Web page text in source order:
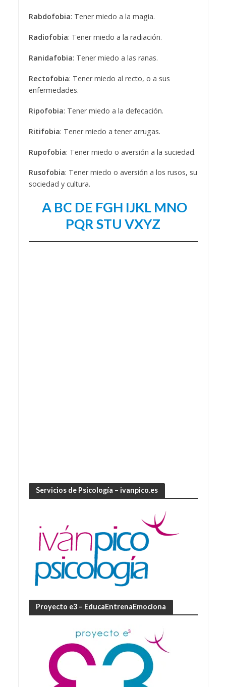
Rabdofobia: Tener miedo a la magia.
Radiofobia: Tener miedo a la radiación.
Ranidafobia: Tener miedo a las ranas.
Rectofobia: Tener miedo al recto, o a sus
enfermedades.
Ripofobia: Tener miedo a la defecación.
Ritifobia: Tener miedo a tener arrugas.
Rupofobia: Tener miedo o aversión a la suciedad.
Rusofobia: Tener miedo o aversión a los rusos, su
sociedad y cultura.
A BC DE FGH IJKL MNO
PQRSTU VXYZ
Servicios de Psicología – ivanpico.es
Proyecto e3 – EducaEntrenaEmociona